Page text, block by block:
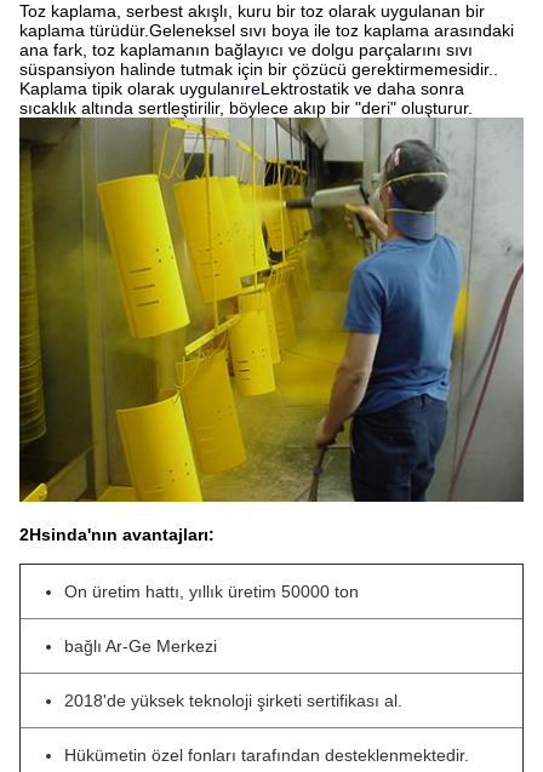
Toz kaplama, serbest akışlı, kuru bir toz olarak uygulanan bir
kaplama türüdür.Geleneksel sıvı boya ile toz kaplama arasındaki
ana fark, toz kaplamanın bağlayıcı ve dolgu parçalarını sıvı
süspansiyon halinde tutmak için bir çözücü gerektirmemesidir..
Kaplama tipik olarak uygulanıreLektrostatik ve daha sonra
sıcaklık altında sertleştirilir, böylece akıp bir "deri" oluşturur.
2Hsinda'nın avantajları:
On üretim hattı, yıllık üretim 50000 ton
bağlı Ar-Ge Merkezi
2018'de yüksek teknoloji şirketi sertifikası al.
Hükümetin özel fonları tarafından desteklenmektedir.